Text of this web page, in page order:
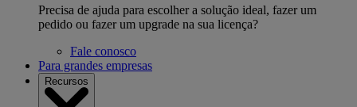
Precisa de ajuda para escolher a solução ideal, fazer um
pedido ou fazer um upgrade na sua licença?
Fale conosco
Para grandes empresas
Recursos